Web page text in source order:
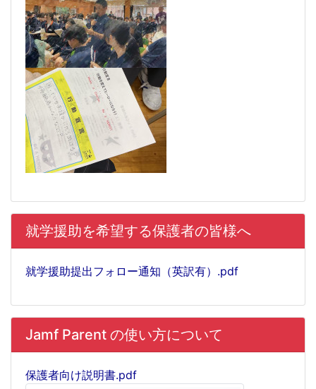
就学援助を希望する保護者の皆様へ
就学援助提出フォロー通知（英訳有）.pdf
Jamf Parent の使い方について
保護者向け説明書.pdf